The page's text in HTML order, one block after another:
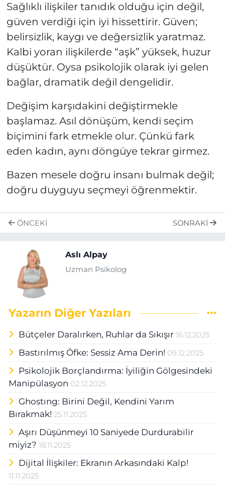
Sağlıklı ilişkiler tanıdık olduğu için değil,
güven verdiği için iyi hissettirir. Güven;
belirsizlik, kaygı ve değersizlik yaratmaz.
Kalbi yoran ilişkilerde “aşk” yüksek, huzur
düşüktür. Oysa psikolojik olarak iyi gelen
bağlar, dramatik değil dengelidir.
Değişim karşıdakini değiştirmekle
başlamaz. Asıl dönüşüm, kendi seçim
biçimini fark etmekle olur. Çünkü fark
eden kadın, aynı döngüye tekrar girmez.
Bazen mesele doğru insanı bulmak değil;
doğru duyguyu seçmeyi öğrenmektir.
ÖNCEKI SONRAKI
Aslı Alpay
Uzman Psikolog
Yazarın Diğer Yazıları
Bütçeler Daralırken, Ruhlar da Sıkışır 16.12.2025
Bastırılmış Öfke: Sessiz Ama Derin! 09.12.2025
Psikolojik Borçlandırma: İyiliğin Gölgesindeki
Manipülasyon 02.12.2025
Ghostıng: Birini Değil, Kendini Yarım
Bırakmak! 25.11.2025
Aşırı Düşünmeyi 10 Saniyede Durdurabilir
miyiz? 18.11.2025
Dijital İlişkiler: Ekranın Arkasındaki Kalp!
11.11.2025